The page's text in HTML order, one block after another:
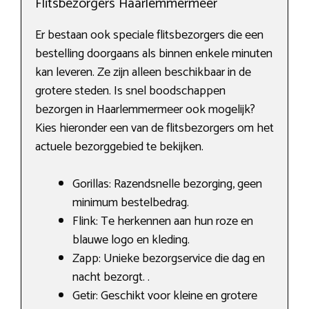
Er bestaan ook speciale flitsbezorgers die een
bestelling doorgaans als binnen enkele minuten
kan leveren. Ze zijn alleen beschikbaar in de
grotere steden. Is snel boodschappen
bezorgen in Haarlemmermeer ook mogelijk?
Kies hieronder een van de flitsbezorgers om het
actuele bezorggebied te bekijken.
Gorillas: Razendsnelle bezorging, geen
minimum bestelbedrag.
Flink: Te herkennen aan hun roze en
blauwe logo en kleding.
Zapp: Unieke bezorgservice die dag en
nacht bezorgt. .
Getir: Geschikt voor kleine en grotere